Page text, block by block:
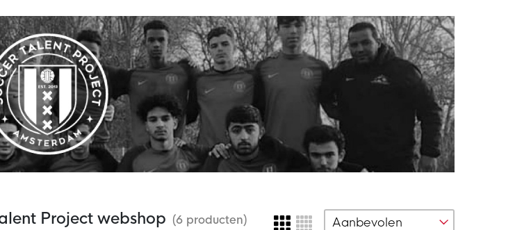
Project webshop (6 producten)